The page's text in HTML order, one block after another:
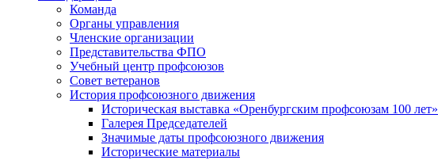
Команда
Органы управления
Членские организации
Представительства ФПО
Учебный центр профсоюзов
Совет ветеранов
История профсоюзного движения
Историческая выставка «Оренбургским профсоюзам 100 лет»
Галерея Председателей
Значимые даты профсоюзного движения
Исторические материалы